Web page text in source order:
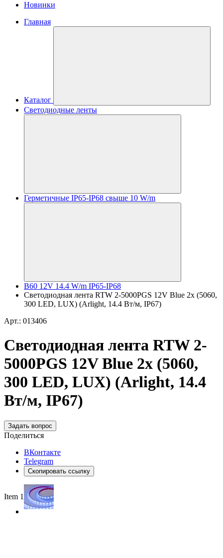
Новинки
Главная
Каталог
Светодиодные ленты
Герметичные IP65-IP68 свыше 10 W/m
B60 12V 14.4 W/m IP65-IP68
Светодиодная лента RTW 2-5000PGS 12V Blue 2x (5060,
300 LED, LUX) (Arlight, 14.4 Вт/м, IP67)
Арт.: 013406
Светодиодная лента RTW 2-
5000PGS 12V Blue 2x (5060,
300 LED, LUX) (Arlight, 14.4
Вт/м, IP67)
Задать вопрос
Поделиться
ВКонтакте
Telegram
Скопировать ссылку
Item 1 of 4